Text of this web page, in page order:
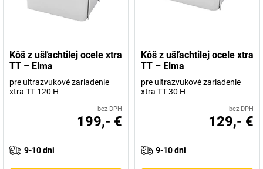
Kôš z ušľachtilej ocele xtra
TT – Elma
pre ultrazvukové zariadenie
xtra TT 120 H
bez DPH
199,- €
9-10 dni
Kôš z ušľachtilej ocele xtra
TT – Elma
pre ultrazvukové zariadenie
xtra TT 30 H
bez DPH
129,- €
9-10 dni